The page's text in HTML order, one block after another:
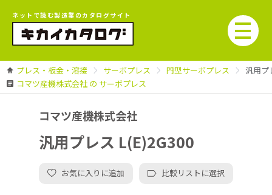
ネットで読む製造業のカタログサイト
プレス・板金・溶接 サーボプレス 門型サーボプレス
汎用プ
コマツ産機株式会社 の サーボプレス
コマツ産機株式会社
汎用プレス L(E)2G300
お気に入りに追加 比較リストに選択